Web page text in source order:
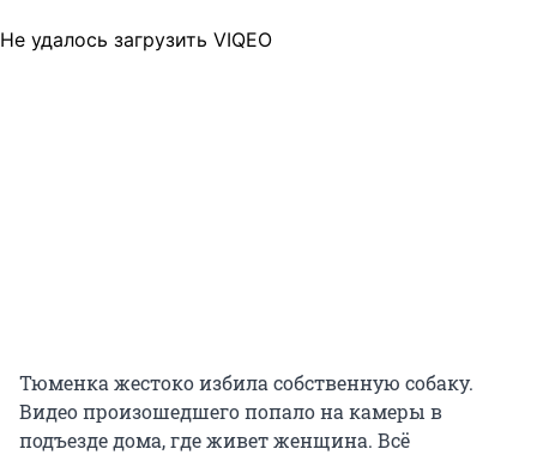
Не удалось загрузить VIQEO
Тюменка жестоко избила собственную собаку.
Видео произошедшего попало на камеры в
подъезде дома, где живет женщина. Всё